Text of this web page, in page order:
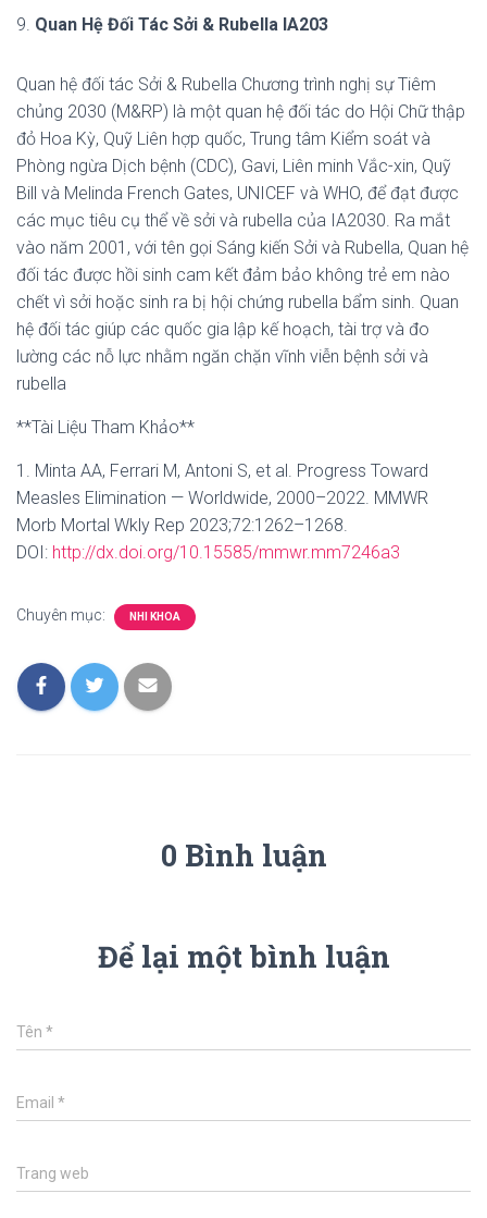
9. Quan Hệ Đối Tác Sởi & Rubella IA203
Quan hệ đối tác Sởi & Rubella Chương trình nghị sự Tiêm
chủng 2030 (M&RP) là một quan hệ đối tác do Hội Chữ thập
đỏ Hoa Kỳ, Quỹ Liên hợp quốc, Trung tâm Kiểm soát và
Phòng ngừa Dịch bệnh (CDC), Gavi, Liên minh Vắc-xin, Quỹ
Bill và Melinda French Gates, UNICEF và WHO, để đạt được
các mục tiêu cụ thể về sởi và rubella của IA2030. Ra mắt
vào năm 2001, với tên gọi Sáng kiến ​​Sởi và Rubella, Quan hệ
đối tác được hồi sinh cam kết đảm bảo không trẻ em nào
chết vì sởi hoặc sinh ra bị hội chứng rubella bẩm sinh. Quan
hệ đối tác giúp các quốc gia lập kế hoạch, tài trợ và đo
lường các nỗ lực nhằm ngăn chặn vĩnh viễn bệnh sởi và
rubella
**Tài Liệu Tham Khảo**
1. Minta AA, Ferrari M, Antoni S, et al. Progress Toward
Measles Elimination — Worldwide, 2000–2022. MMWR
Morb Mortal Wkly Rep 2023;72:1262–1268.
DOI: http://dx.doi.org/10.15585/mmwr.mm7246a3
Chuyên mục: NHI KHOA
0 Bình luận
Để lại một bình luận
Tên *
Email *
Trang web